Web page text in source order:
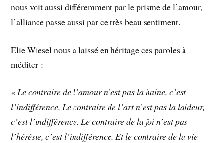
nous voit aussi différemment par le prisme de l’amour,
l’alliance passe aussi par ce très beau sentiment.
Elie Wiesel nous a laissé en héritage ces paroles à
méditer :
« Le contraire de l’amour n’est pas la haine, c’est
l’indifférence. Le contraire de l’art n’est pas la laideur,
c’est l’indifférence. Le contraire de la foi n’est pas
l’hérésie, c’est l’indifférence. Et le contraire de la vie